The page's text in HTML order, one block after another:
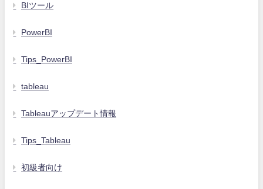
BIツール
PowerBI
Tips_PowerBI
tableau
Tableauアップデート情報
Tips_Tableau
初級者向け